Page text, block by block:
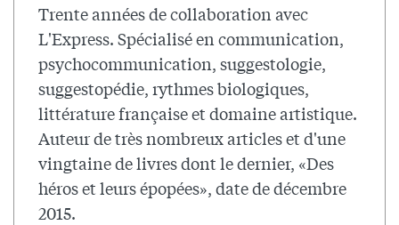
Trente années de collaboration avec
L'Express. Spécialisé en communication,
psychocommunication, suggestologie,
suggestopédie, rythmes biologiques,
littérature française et domaine artistique.
Auteur de très nombreux articles et d'une
vingtaine de livres dont le dernier, «Des
héros et leurs épopées», date de décembre
2015.